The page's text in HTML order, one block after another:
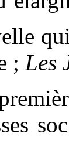
; Les